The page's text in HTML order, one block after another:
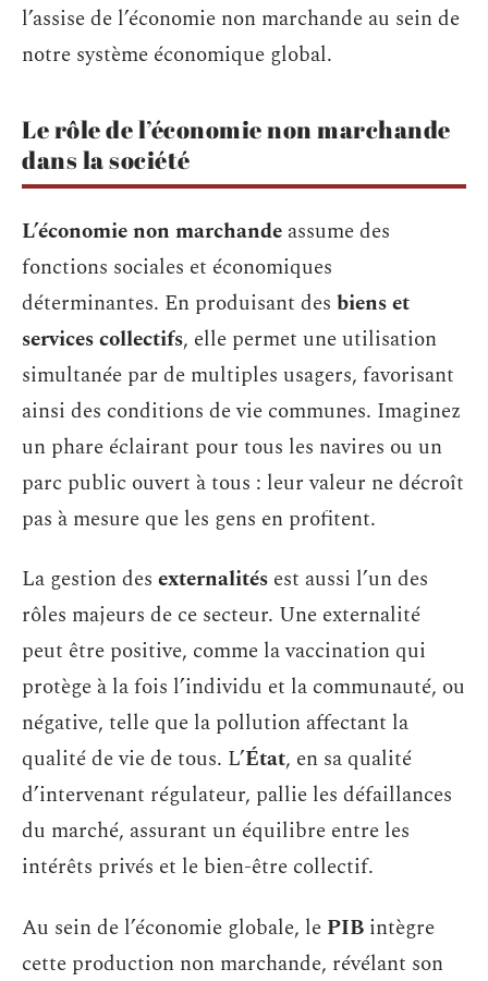
l’assise de l’économie non marchande au sein de
notre système économique global.
Le rôle de l’économie non marchande
dans la société
L’économie non marchande assume des
fonctions sociales et économiques
déterminantes. En produisant des biens et
services collectifs, elle permet une utilisation
simultanée par de multiples usagers, favorisant
ainsi des conditions de vie communes. Imaginez
un phare éclairant pour tous les navires ou un
parc public ouvert à tous : leur valeur ne décroît
pas à mesure que les gens en profitent.
La gestion des externalités est aussi l’un des
rôles majeurs de ce secteur. Une externalité
peut être positive, comme la vaccination qui
protège à la fois l’individu et la communauté, ou
négative, telle que la pollution affectant la
qualité de vie de tous. L’État, en sa qualité
d’intervenant régulateur, pallie les défaillances
du marché, assurant un équilibre entre les
intérêts privés et le bien-être collectif.
Au sein de l’économie globale, le PIB intègre
cette production non marchande, révélant son